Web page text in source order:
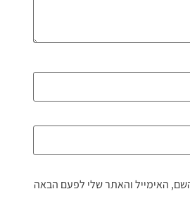
האימייל והאתר שלי לפעם הבאה